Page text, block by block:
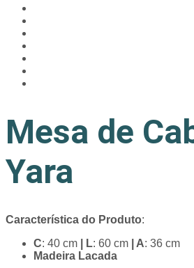
Mesa de
Yara
Característica do Produto:
C: 40 cm | L: 60 cm | A: 36 cm
Madeira Lacada